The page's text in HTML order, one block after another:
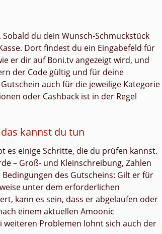
du dein Wunsch-Schmuckstück
Dort findest du ein Eingabefeld für
er dir auf Boni.tv angezeigt wird, und
der Code gültig und für deine
auch für die jeweilige Kategorie
oder Cashback ist in der Regel
kannst du tun
es einige Schritte, die du prüfen kannst.
– Groß- und Kleinschreibung, Zahlen
des Gutscheins: Gilt er für
unter dem erforderlichen
kann es sein, dass er abgelaufen oder
einem aktuellen Amoonic
weiteren Problemen lohnt sich auch der